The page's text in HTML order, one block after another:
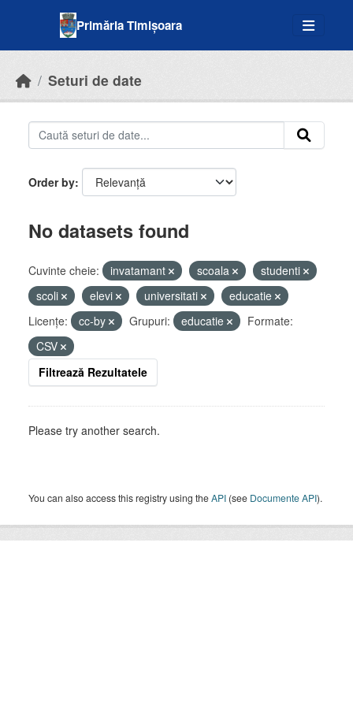
Primăria Timișoara
Seturi de date
Order by
No datasets found
Cuvinte cheie: invatamant scoala
studenti
scoli
elevi universitati
educatie
Licenţe:
cc-by Grupuri: educatie
Formate:
CSV
Filtrează Rezultatele
Please try another search.
You can also access this registry using theAPI (see Documente API).